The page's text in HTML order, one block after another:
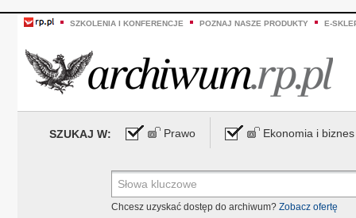
SZKOLENIA I KONFERENCJE POZNAJ NASZE PRODUKTY E-
SZUKAJ W: Prawo Ekonomia i biznes
Chcesz uzyskać dostęp do archiwum? Zobacz ofertę